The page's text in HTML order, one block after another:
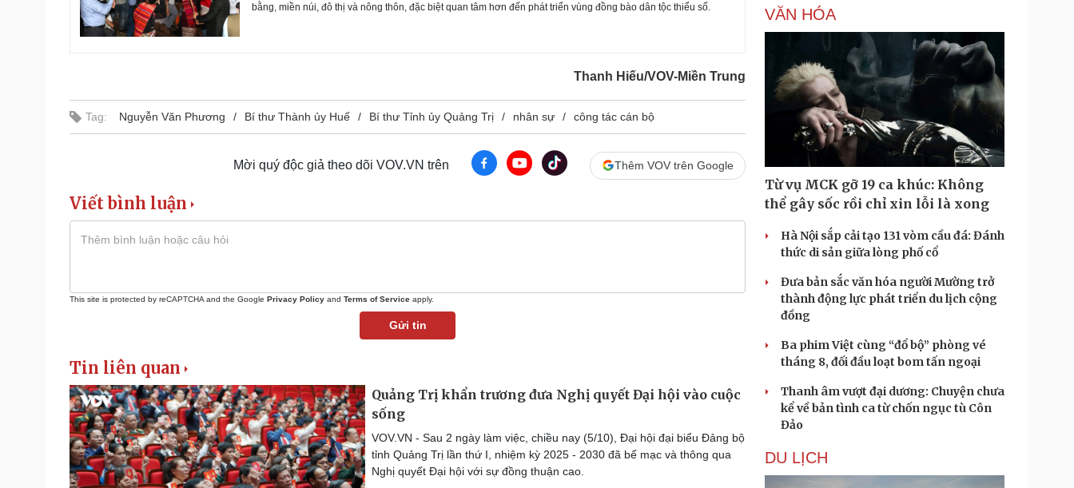
bằng, miền núi, đô thị và nông thôn, đặc biệt quan tâm hơn đến phát triển vùng đồng bào dân tộc thiểu số.
Thanh Hiếu/VOV-Miền Trung
Tag: Nguyễn Văn Phương Bí thư Thành ủy Huế Bí thư Tỉnh ủy Quảng Trị nhân sự công tác cán bộ
Mời quý độc giả theo dõi VOV.VN trên Thêm VOV trên Google
Viết bình luận
This site is protected by reCAPTCHA and the Google Privacy Policy and Terms of Service apply.
Gửi tin
Tin liên quan
Quảng Trị khẩn trương đưa Nghị quyết Đại hội vào cuộc
sống
VOV.VN - Sau 2 ngày làm việc, chiều nay (5/10), Đại hội đại biểu Đảng bộ
tỉnh Quảng Trị lần thứ I, nhiệm kỳ 2025 - 2030 đã bế mạc và thông qua
Nghị quyết Đại hội với sự đồng thuận cao.
VĂN HÓA
Từ vụ MCK gỡ 19 ca khúc: Không
thể gây sốc rồi chỉ xin lỗi là xong
Hà Nội sắp cải tạo 131 vòm cầu đá: Đánh
thức di sản giữa lòng phố cổ
Đưa bản sắc văn hóa người Mường trở
thành động lực phát triển du lịch cộng
đồng
Ba phim Việt cùng “đổ bộ” phòng vé
tháng 8, đối đầu loạt bom tấn ngoại
Thanh âm vượt đại dương: Chuyện chưa
kể về bản tình ca từ chốn ngục tù Côn
Đảo
DU LỊCH